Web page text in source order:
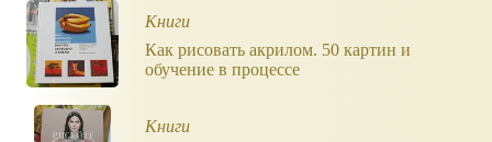
Книги
Как рисовать акрилом. 50 картин и
обучение в процессе
Книги